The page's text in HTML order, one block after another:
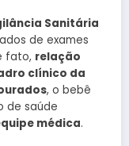
Sanitária
de exames
fato, relação
clínico da
, o bebê
de saúde
médica.